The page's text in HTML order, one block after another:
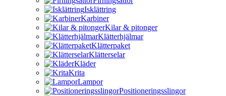
Isklättring
Karbiner
Kilar & pitonger
Klätterhjälmar
Klätterpaket
Klätterselar
Kläder
Krita
Lampor
Positioneringsslingor